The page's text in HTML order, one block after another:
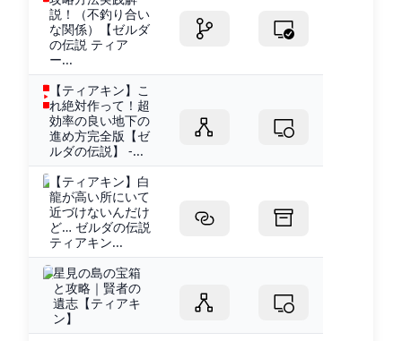
説！（不釣り合い
な関係）【ゼルダ
の伝説 ティア
ー...
【ティアキン】こ
れ絶対作って！超
効率の良い地下の
進め方完全版【ゼ
ルダの伝説】 -...
【ティアキン】白
龍が高い所にいて
近づけないんだけ
ど… ゼルダの伝説
ティアキン...
星見の島の宝箱
と攻略｜賢者の
遺志【ティアキ
ン】